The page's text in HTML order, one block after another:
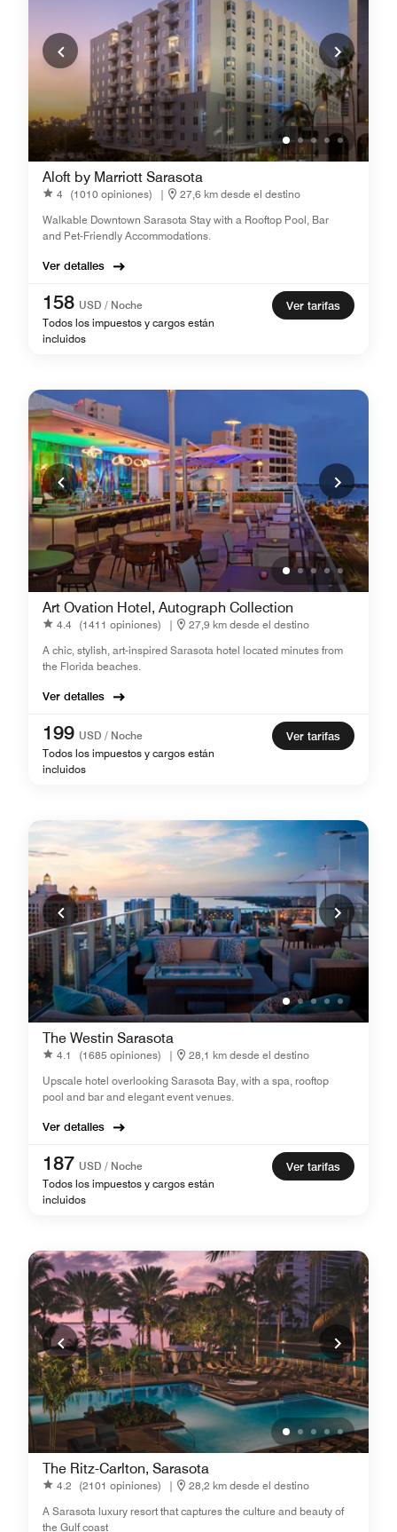
Aloft by Marriott Sarasota
4 (1010 opiniones) |
27,6 km desde el destino
Walkable Downtown Sarasota Stay with a Rooftop Pool, Bar
and Pet-Friendly Accommodations.
Ver detalles
158 USD / Noche
Todos los impuestos y cargos están
incluidos
Ver tarifas
Art Ovation Hotel, Autograph Collection
4.4 (1411 opiniones) |
27,9 km desde el destino
A chic, stylish, art-inspired Sarasota hotel located minutes from
the Florida beaches.
Ver detalles
199 USD / Noche
Todos los impuestos y cargos están
incluidos
Ver tarifas
The Westin Sarasota
4.1 (1685 opiniones) |
28,1 km desde el destino
Upscale hotel overlooking Sarasota Bay, with a spa, rooftop
pool and bar and elegant event venues.
Ver detalles
187 USD / Noche
Todos los impuestos y cargos están
incluidos
Ver tarifas
The Ritz-Carlton, Sarasota
4.2 (2101 opiniones) |
28,2 km desde el destino
A Sarasota luxury resort that captures the culture and beauty of
the Gulf coast